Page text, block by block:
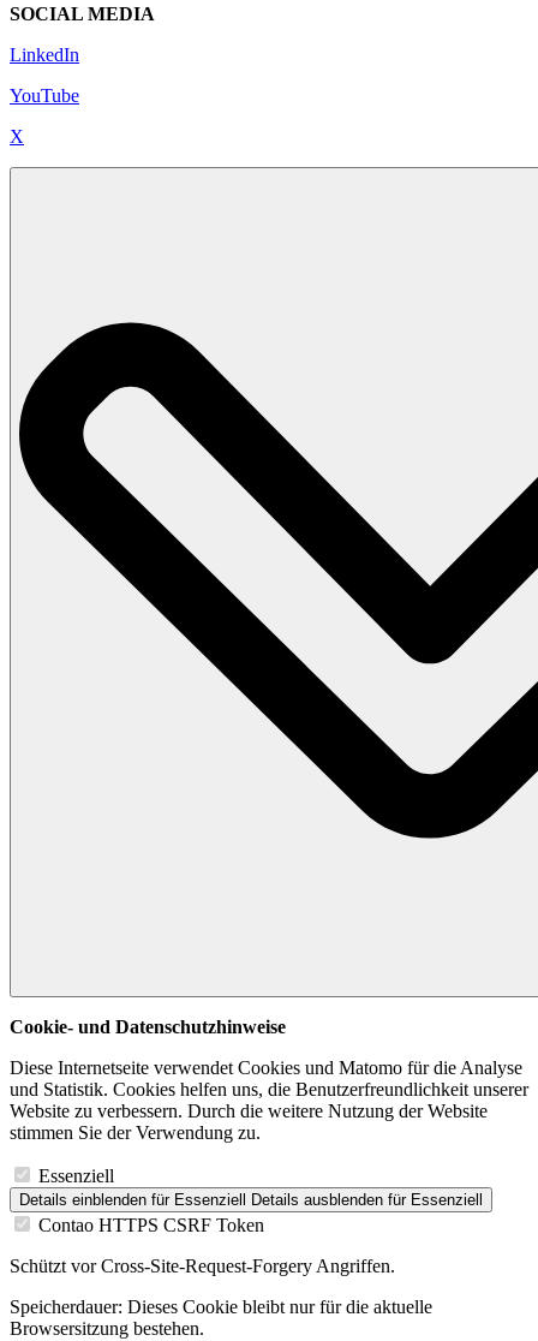
SOCIAL MEDIA
LinkedIn
YouTube
X
Cookie- und Datenschutzhinweise
Diese Internetseite verwendet Cookies und Matomo für die Analyse
und Statistik. Cookies helfen uns, die Benutzerfreundlichkeit unserer
Website zu verbessern. Durch die weitere Nutzung der Website
stimmen Sie der Verwendung zu.
Essenziell
Details einblenden für Essenziell Details ausblenden für Essenziell
Contao HTTPS CSRF Token
Schützt vor Cross-Site-Request-Forgery Angriffen.
Speicherdauer: Dieses Cookie bleibt nur für die aktuelle
Browsersitzung bestehen.